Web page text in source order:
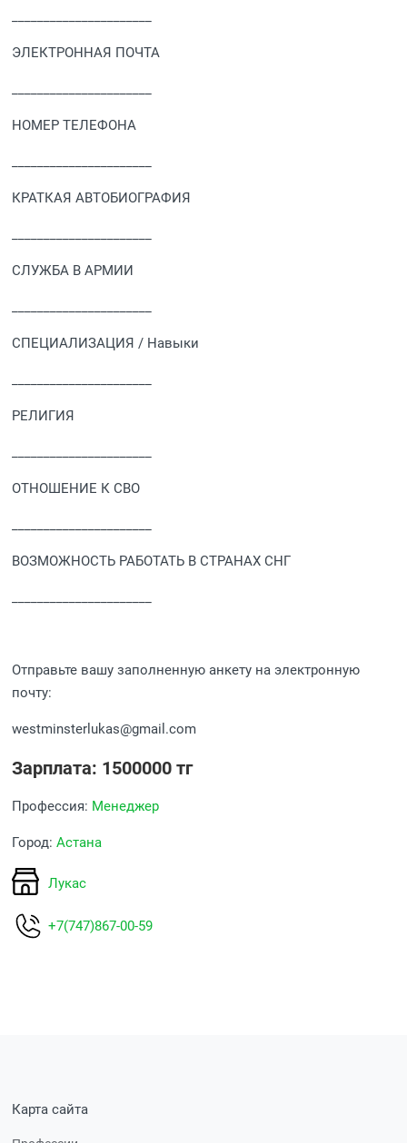
ЭЛЕКТРОННАЯ ПОЧТА
НОМЕР ТЕЛЕФОНА
КРАТКАЯ АВТОБИОГРАФИЯ
СЛУЖБА В АРМИИ
СПЕЦИАЛИЗАЦИЯ / Навыки
РЕЛИГИЯ
ОТНОШЕНИЕ К СВО
ВОЗМОЖНОСТЬ РАБОТАТЬ В СТРАНАХ СНГ
Отправьте вашу заполненную анкету на электронную
почту:
westminsterlukas@gmail.com
Зарплата: 1500000 тг
Профессия: Менеджер
Город:Астана
Лукас
+7(747)867-00-59
Карта сайта